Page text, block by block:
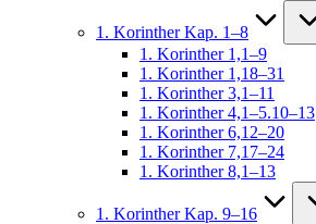
1. Korinther Kap. 1–8
1. Korinther 1,1–9
1. Korinther 1,18–31
1. Korinther 3,1–11
1. Korinther 4,1–5.10–13
1. Korinther 6,12–20
1. Korinther 7,17–24
1. Korinther 8,1–13
1. Korinther Kap. 9–16